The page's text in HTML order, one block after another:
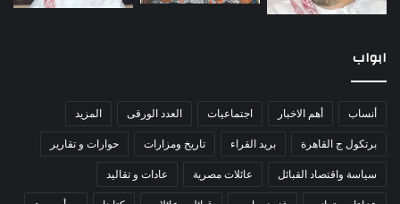
ابواب
أنساب أهم الاخبار اجتماعيات العدد الورقى المزيد
برتكول ج القاهرة بريد القراء تاريخ ومزارات حوارات و تقارير
سياسة واقتصاد القبائل عائلات مصرية عادات و تقاليد